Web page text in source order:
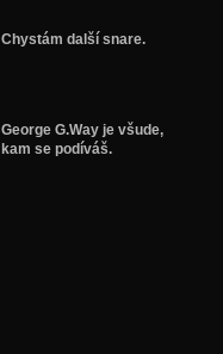
Chystám další snare.
George G.Way je všude,
kam se podíváš.